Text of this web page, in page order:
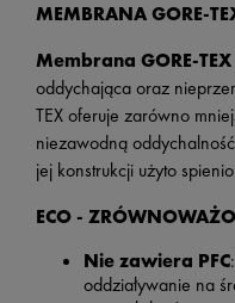
MEMBRANA GORE-
Membrana GORE-TEX
oddychająca oraz
TEX oferuje zarówno
niezawodną
jej konstrukcji użyto
ECO -
Nie zawiera PFC
oddziaływanie na